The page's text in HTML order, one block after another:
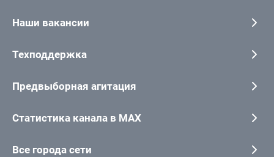
Наши вакансии
Техподдержка
Предвыборная агитация
Статистика канала в MAX
Все города сети